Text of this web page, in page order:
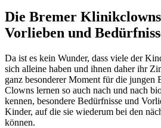
Die Bremer
Vorlieben und
Da ist es kein Wunder, dass viele der
sich alleine haben und ihnen daher ihr
ganz besonderer Moment für die jungen
Clowns lernen so auch nach und nach
kennen, besondere Bedürfnisse und
Kinder, auf die sie wiederum bei den
können.